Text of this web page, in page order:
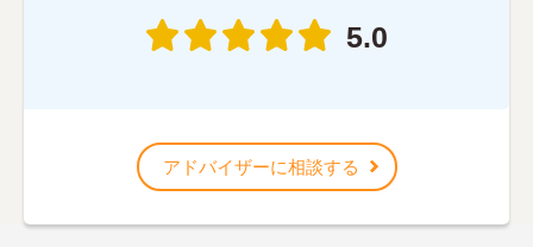
5.0
アドバイザーに相談する